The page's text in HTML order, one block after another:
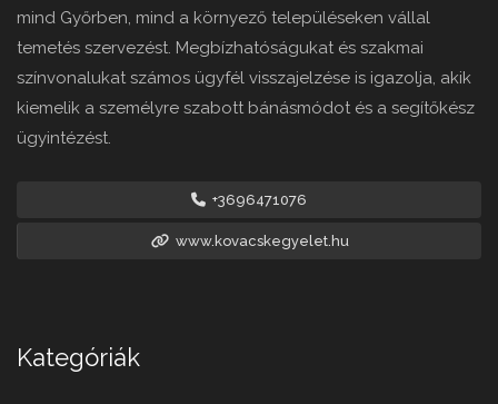
mind Győrben, mind a környező településeken vállal
temetés szervezést. Megbízhatóságukat és szakmai
színvonalukat számos ügyfél visszajelzése is igazolja, akik
kiemelik a személyre szabott bánásmódot és a segítőkész
ügyintézést.
+3696471076
www.kovacskegyelet.hu
Kategóriák